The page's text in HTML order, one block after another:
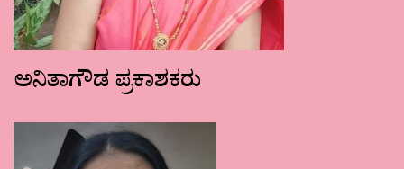
ಅನಿತಾಗೌಡ ಪ್ರಕಾಶಕರು